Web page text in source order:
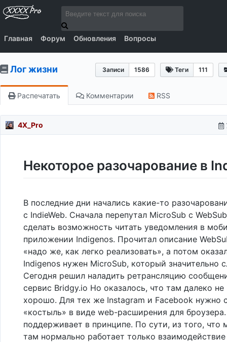
Главная Форум Обновления Вопросы
Записи 1586 Теги 111
Лог жизни
Распечатать Комментарии RSS
4X_Pro
Некоторое разочарование в
В последние дни начались какие-то
с IndieWeb. Сначала перепутал MicroSub с
сделать возможность читать уведомления в
приложении Indigenos. Прочитал описание
«надо же, как легко реализовать», а потом
Indigenos нужен MicroSub, который значительно
Сегодня решил наладить ретрансляцию
сервис Bridgy.io Но оказалось, что там далеко не
хорошо. Для тех же Instagram и Facebook нужно
«костыль» в виде web-расширения для
поддерживает в принципе. По сути, из того, что
там нормально работает только